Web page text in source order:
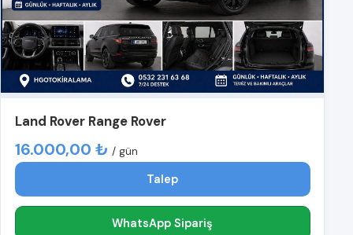
Land Rover Range Rover
16.000,00 ₺ / gün
Talep
WhatsApp Sipariş